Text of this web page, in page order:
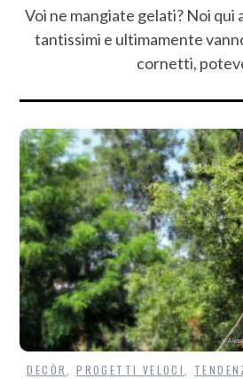
Voi ne mangiate gelati? Noi qui
tantissimi e ultimamente
cornetti,
DECÒR,PROGETTI VELOCI,